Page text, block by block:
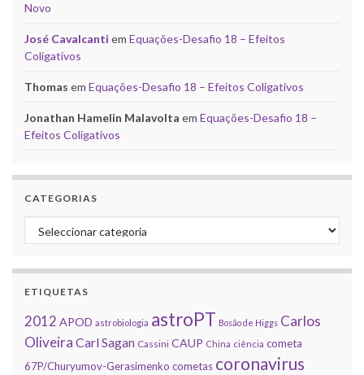
Novo
José Cavalcanti em Equações-Desafio 18 – Efeitos
Coligativos
Thomas em Equações-Desafio 18 – Efeitos Coligativos
Jonathan Hamelin Malavolta em Equações-Desafio 18 –
Efeitos Coligativos
CATEGORIAS
Categorias
ETIQUETAS
2012 APOD astrobiologia astroPT Bosão de Higgs Carlos
Oliveira Carl Sagan Cassini CAUP China ciência cometa
67P/Churyumov-Gerasimenko cometas coronavirus